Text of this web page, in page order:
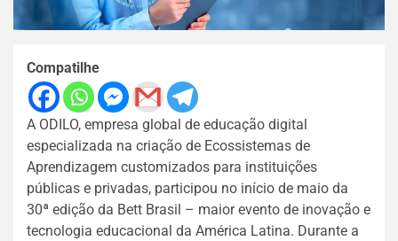
Compatilhe
A ODILO, empresa global de educação digital
especializada na criação de Ecossistemas de
Aprendizagem customizados para instituições
públicas e privadas, participou no início de maio da
30ª edição da Bett Brasil – maior evento de inovação e
tecnologia educacional da América Latina. Durante a